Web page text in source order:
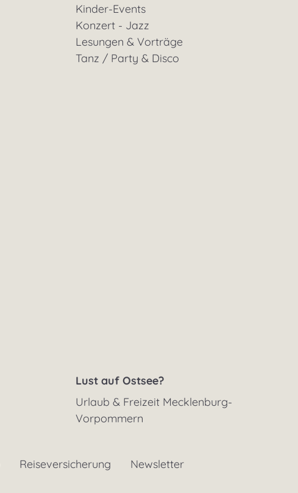
Kinder-Events
Konzert - Jazz
Lesungen & Vorträge
Tanz / Party & Disco
Lust auf Ostsee?
Urlaub & Freizeit Mecklenburg-
Vorpommern
Reiseversicherung Newsletter